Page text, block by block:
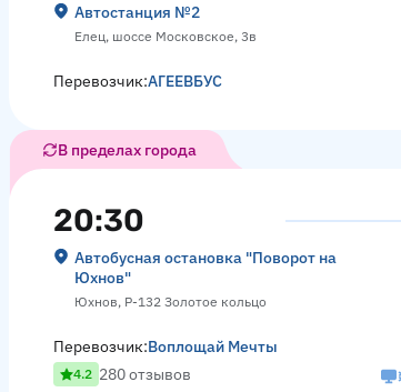
Автостанция №2
Елец, шоссе Московское, 3в
Перевозчик:АГЕЕВБУС
В пределах города
20:30
Автобусная остановка "Поворот на
Юхнов"
Юхнов, Р-132 Золотое кольцо
Перевозчик:Воплощай Мечты
4.2 280 отзывов